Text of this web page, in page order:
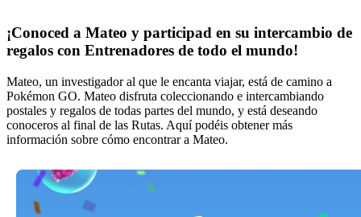
¡Conoced a Mateo y participad en su intercambio de
regalos con Entrenadores de todo el mundo!
Mateo, un investigador al que le encanta viajar, está de camino a
Pokémon GO. Mateo disfruta coleccionando e intercambiando
postales y regalos de todas partes del mundo, y está deseando
conoceros al final de las Rutas. Aquí podéis obtener más
información sobre cómo encontrar a Mateo.